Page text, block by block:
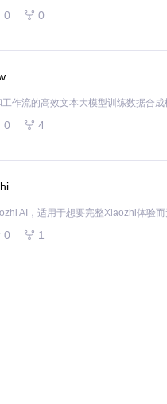
，展示地狱熔炉之锤的属性配置
0 0
作流的高效文本大模型训练数据合成
0 4
0 1